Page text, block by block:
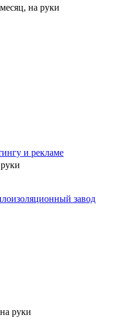
на руки
и рекламе
завод
на руки